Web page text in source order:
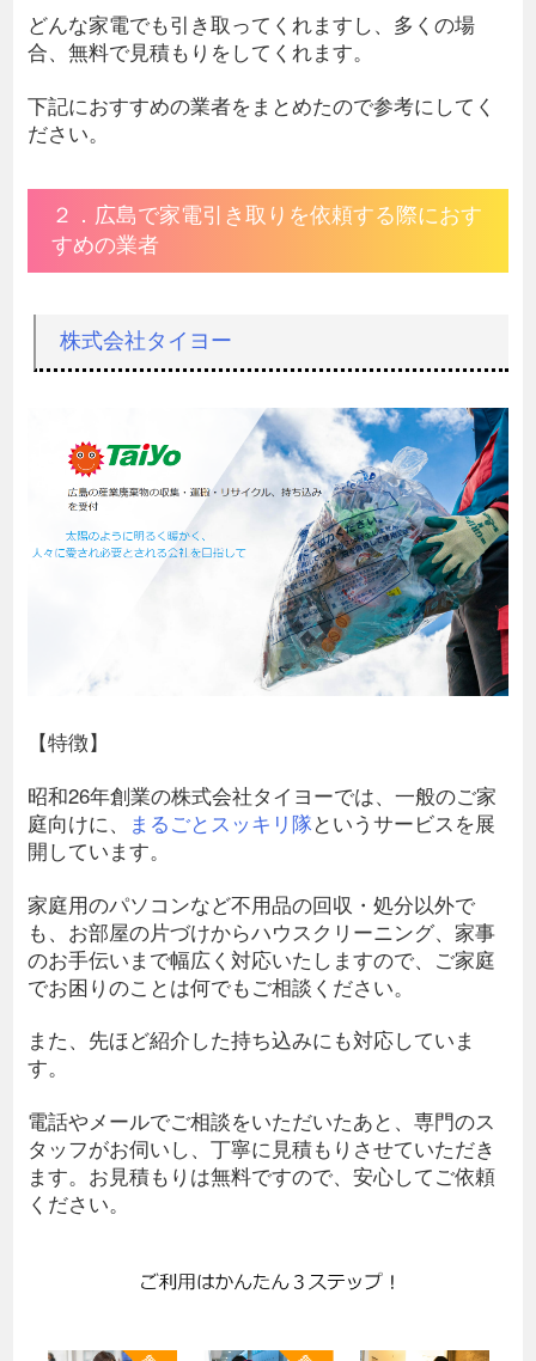
どんな家電でも引き取ってくれますし、多くの場
合、無料で見積もりをしてくれます。
下記におすすめの業者をまとめたので参考にしてく
ださい。
２．広島で家電引き取りを依頼する際におす
すめの業者
株式会社タイヨー
【特徴】
昭和26年創業の株式会社タイヨーでは、一般のご家
庭向けに、
まるごとスッキリ隊というサービスを展
開しています。
家庭用のパソコンなど不用品の回収・処分以外で
も、お部屋の片づけからハウスクリーニング、家事
のお手伝いまで幅広く対応いたしますので、ご家庭
でお困りのことは何でもご相談ください。
また、先ほど紹介した持ち込みにも対応していま
す。
電話やメールでご相談をいただいたあと、専門のス
タッフがお伺いし、丁寧に見積もりさせていただき
ます。お見積もりは無料ですので、安心してご依頼
ください。